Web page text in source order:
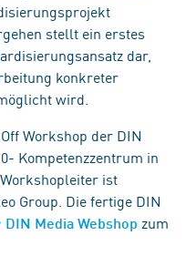
stellt ein erstes
dar,
konkreter
wird.
Workshop der DIN
Kompetenzzentrum in
ist
Group. Die fertige DIN
DIN Media Webshop zum